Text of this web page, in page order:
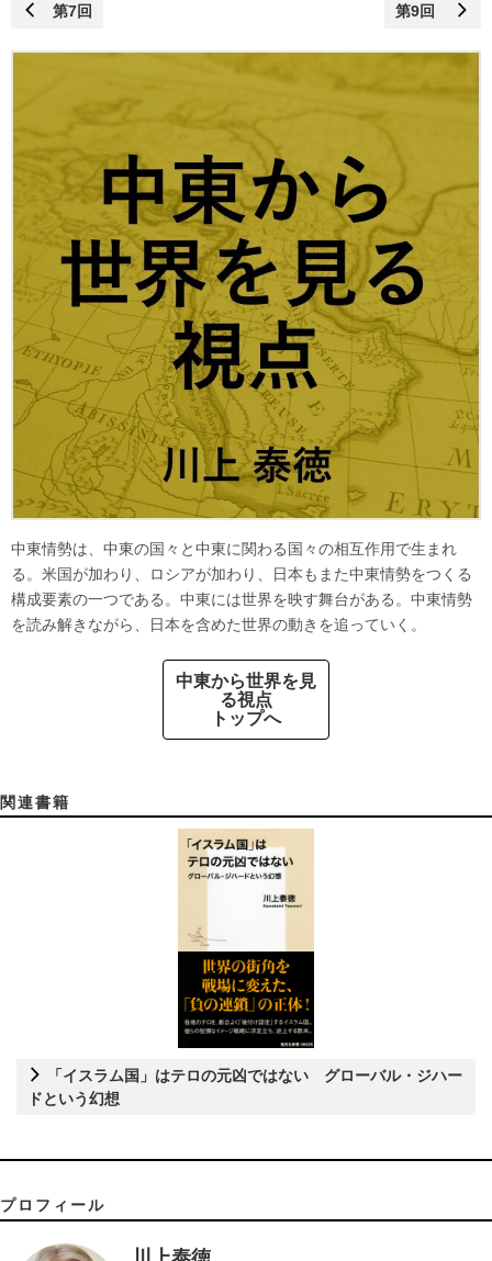
第7回 第9回
中東情勢は、中東の国々と中東に関わる国々の相互作用で生まれ
る。米国が加わり、ロシアが加わり、日本もまた中東情勢をつくる
構成要素の一つである。中東には世界を映す舞台がある。中東情勢
を読み解きながら、日本を含めた世界の動きを追っていく。
中東から世界を見
る視点
トップへ
関連書籍
「イスラム国」はテロの元凶ではない グローバル・ジハー
ドという幻想
プロフィール